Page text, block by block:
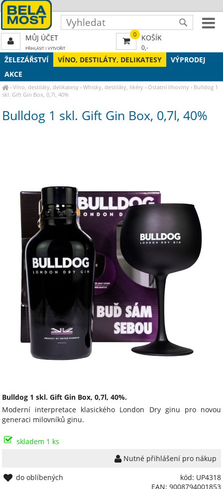
ŽELEZÁŘSTVÍ VÍNO, DESTILÁTY, DELIKATESY
VÝPRODEJ
AKCE
›Víno, destiláty, delikatesy ›Whisky, destiláty, likéry › Ostatní lihoviny › Bulldog 1
skl. Gift Gin Box, 0,7l, 40%
Bulldog 1 skl. Gift Gin Box, 0,7l, 40%
Bulldog 1 skl. Gift Gin Box, 0,7l, 40%.
Moderní interpretace klasického London Dry ginu pro novou
generaci milovníků ginu.
skladem 1 ks
Nutné přihlášení pro nákup
kód: UP4318
EAN: 9008794001853
do oblíbených
0 KOŠÍK
0,-
MŮJ ÚČET
PŘIHLÁSIT| VYTVOŘIT